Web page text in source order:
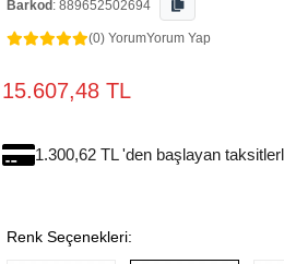
Barkod : 889652502694
(0) YorumYorum Yap
15.607,48 TL
1.300,62 TL 'den başlayan
Renk Seçenekleri: